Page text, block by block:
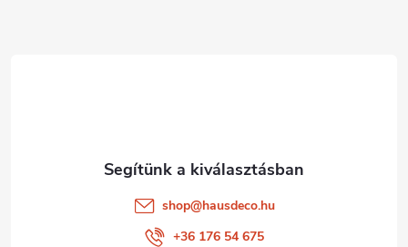
shop@hausdeco.hu
+36 176 54 675